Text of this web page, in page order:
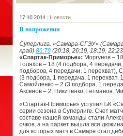
17.10.2014 | Новости
В напряжении
Суперлига. «Самара-СГЭУ»
край) 86:79(20:18, 26:19, 18:19,
«Спартак-Приморье»: Моргунов –
Голяхов – 18 (4 подбора, 4
подборов, 4 передачи, 1 перехват),
(3 подбора, 1 передача, 1 перехват,
Самойленко – 2 (3 подбора, 1
Аксенов – 2, Никитенко, Гетманов,
«Спартак-Приморье» уступил БК
серии сезона в Суперлиге. Счет
составе нашей команды стали
очков, а на паркет вышла вся
для которых матч в Самаре стал